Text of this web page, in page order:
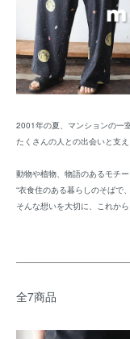
2001年の夏、マンションの一
たくさんの人との出会いと支
動物や植物、物語のあるモチー
“衣食住のある暮らしのそばで
そんな想いを大切に、これか
全7商品